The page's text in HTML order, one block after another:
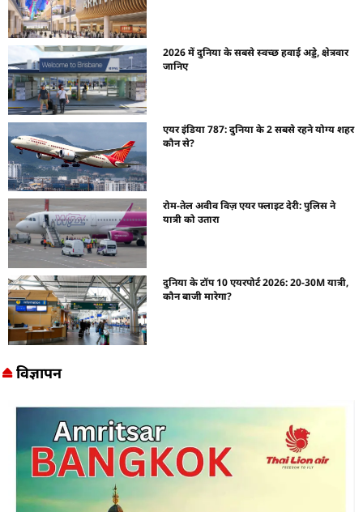
2026 में दुनिया के सबसे स्वच्छ हवाई अड्डे, क्षेत्रवार
जानिए
एयर इंडिया 787: दुनिया के 2 सबसे रहने योग्य शहर
कौन से?
रोम-तेल अवीव विज़ एयर फ्लाइट देरी: पुलिस ने
यात्री को उतारा
दुनिया के टॉप 10 एयरपोर्ट 2026: 20-30M यात्री,
कौन बाजी मारेगा?
विज्ञापन